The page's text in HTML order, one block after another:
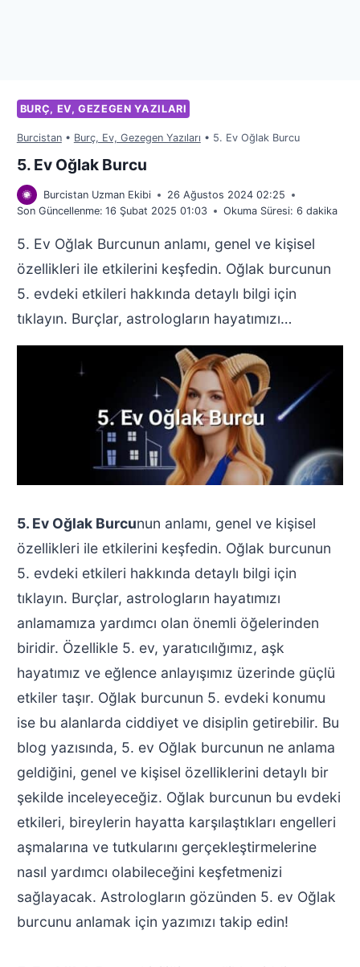
BURÇ, EV, GEZEGEN YAZILARI
Burcistan• Burç, Ev, Gezegen Yazıları • 5. Ev Oğlak Burcu
5. Ev Oğlak Burcu
Burcistan Uzman Ekibi
26 Ağustos 2024 02:25
Son Güncellenme: 16 Şubat 2025 01:03 Okuma Süresi: 6 dakika
5. Ev Oğlak Burcunun anlamı, genel ve kişisel
özellikleri ile etkilerini keşfedin. Oğlak burcunun
5. evdeki etkileri hakkında detaylı bilgi için
tıklayın. Burçlar, astrologların hayatımızı…
5. Ev Oğlak Burcunun anlamı, genel ve kişisel
özellikleri ile etkilerini keşfedin. Oğlak burcunun
5. evdeki etkileri hakkında detaylı bilgi için
tıklayın. Burçlar, astrologların hayatımızı
anlamamıza yardımcı olan önemli öğelerinden
biridir. Özellikle 5. ev, yaratıcılığımız, aşk
hayatımız ve eğlence anlayışımız üzerinde güçlü
etkiler taşır. Oğlak burcunun 5. evdeki konumu
ise bu alanlarda ciddiyet ve disiplin getirebilir. Bu
blog yazısında, 5. ev Oğlak burcunun ne anlama
geldiğini, genel ve kişisel özelliklerini detaylı bir
şekilde inceleyeceğiz. Oğlak burcunun bu evdeki
etkileri, bireylerin hayatta karşılaştıkları engelleri
aşmalarına ve tutkularını gerçekleştirmelerine
nasıl yardımcı olabileceğini keşfetmenizi
sağlayacak. Astrologların gözünden 5. ev Oğlak
burcunu anlamak için yazımızı takip edin!